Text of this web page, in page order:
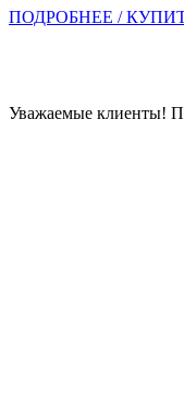
ПОДРОБНЕЕ /
Уважаемые клиенты!